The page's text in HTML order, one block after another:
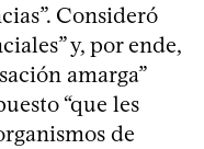
Consideró
y, por ende,
amarga”
“que les
de